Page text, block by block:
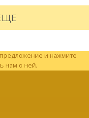
и нажмите
нам о ней.